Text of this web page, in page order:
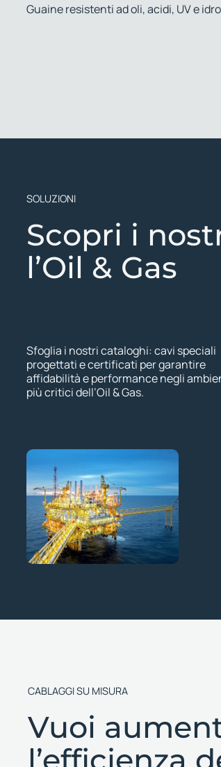
Guaine resistenti ad oli, acidi, UV e
SOLUZIONI
Scopri i
l’Oil & Gas
Sfoglia i nostri cataloghi: cavi speciali
progettati e certificati per garantire
affidabilità e performance negli
più critici dell’Oil & Gas.
CABLAGGI SU MISURA
Vuoi